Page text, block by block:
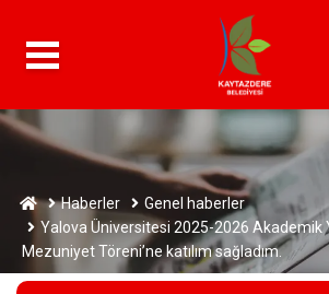
Haberler
Genel haberler
Yalova Üniversitesi 2025-2026 Akademik
Mezuniyet Töreni’ne katılım sağladım.